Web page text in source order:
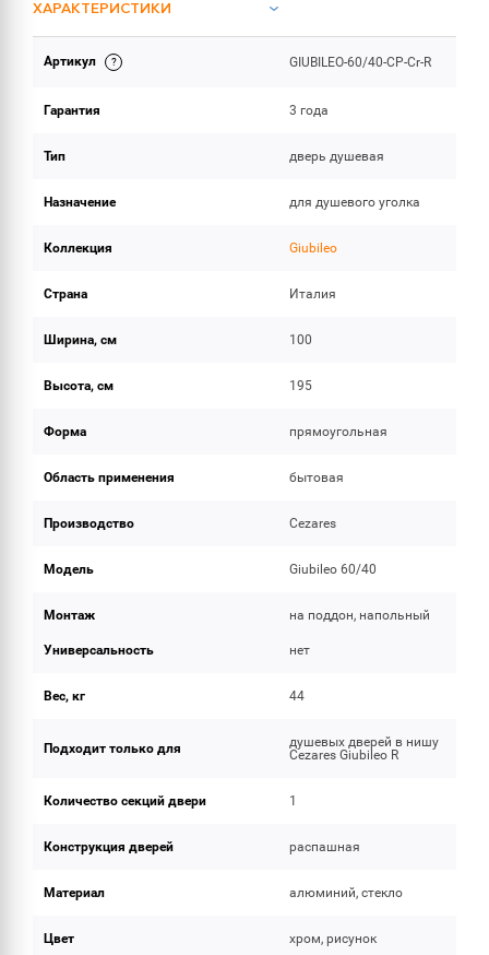
ХАРАКТЕРИСТИКИ
ОБЪЕМ ПОСТАВКИ
Артикул GIUBILEO-60/40-CP-Cr-R
Гарантия 3 года
Тип дверь душевая
Назначение для душевого уголка
Коллекция Giubileo
Страна Италия
Ширина, см 100
Высота, см 195
Форма прямоугольная
Область применения бытовая
Производство Cezares
Модель Giubileo 60/40
Монтаж на поддон, напольный
Универсальность нет
Вес, кг 44
Подходит только для
душевых дверей в нишу
Cezares Giubileo R
Количество секций двери 1
Конструкция дверей распашная
Материал алюминий, стекло
Цвет хром, рисунок